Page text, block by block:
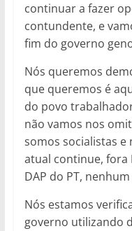
continuar a fazer
contundente, e
fim do governo
Nós queremos
que queremos é
do povo
não vamos nos
somos socialistas
atual continue, fora
DAP do PT,
Nós estamos
governo utilizando